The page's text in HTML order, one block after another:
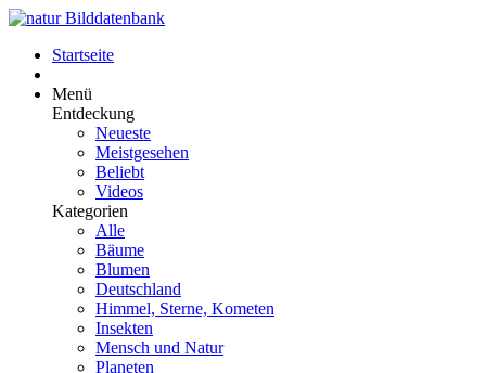
Startseite
Menü
Entdeckung
Neueste
Meistgesehen
Beliebt
Videos
Kategorien
Alle
Bäume
Blumen
Deutschland
Himmel, Sterne, Kometen
Insekten
Mensch und Natur
Planeten